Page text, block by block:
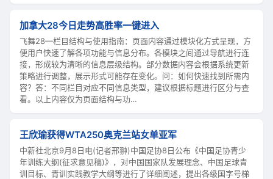
加拿大28今日走势高胜率一键进入
飞舞28—栏目结构与使用指南：页面内容通过模块化方式呈现，方
便用户快速了解各项功能与信息分布。各模块之间通过导航进行连
接，形成较为清晰的信息层级结构。部分数据内容会根据系统更新
策略进行调整，展示形式可能存在变化。问：如何快速找到所需内
容？答：不同栏目对应不同信息类型，建议根据标题进行区分与查
看。以上内容仅为页面结构与功…
王欣瑜获得WTA250奥克兰站女单亚军
中新社北京9月8日电(记者邢翀)中国足协8日公布《中国足协青少
年训练大纲(征求意见稿)》，对中国国家队发展理念、中国足球青
训目标、青训实践教学大纲等进行了详细阐述，提出各级国字号梯